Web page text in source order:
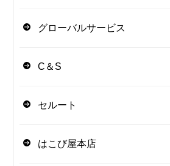
グローバルサービス
C＆S
セルート
はこび屋本店